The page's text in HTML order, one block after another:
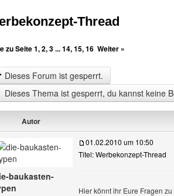
Thread
zu Seite1,2,3...14,15,16 Weiter »
Dieses Forum ist gesperrt.
Dieses Thema ist gesperrt, du kannst keine
Autor
baukasten-
01.02.2010 um 10:50
Titel: Werbekonzept-Thread
Hier könnt ihr Eure Fragen zu